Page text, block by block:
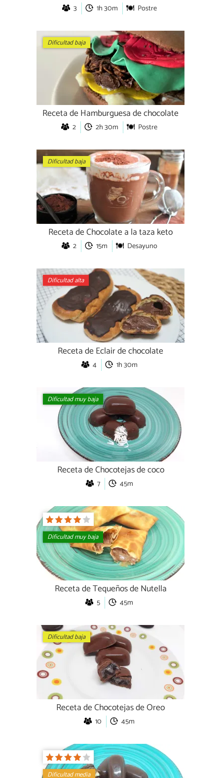
3 1h 30m Postre
Dificultad baja
Receta de Hamburguesa de chocolate
2 2h 30m Postre
Dificultad baja
Receta de Chocolate a la taza keto
2 15m Desayuno
Dificultad alta
Receta de Eclair de chocolate
4 1h 30m
Dificultad muy baja
Receta de Chocotejas de coco
7 45m
Dificultad muy baja
Receta de Tequeños de Nutella
5 45m
Dificultad baja
Receta de Chocotejas de Oreo
10 45m
Dificultad media